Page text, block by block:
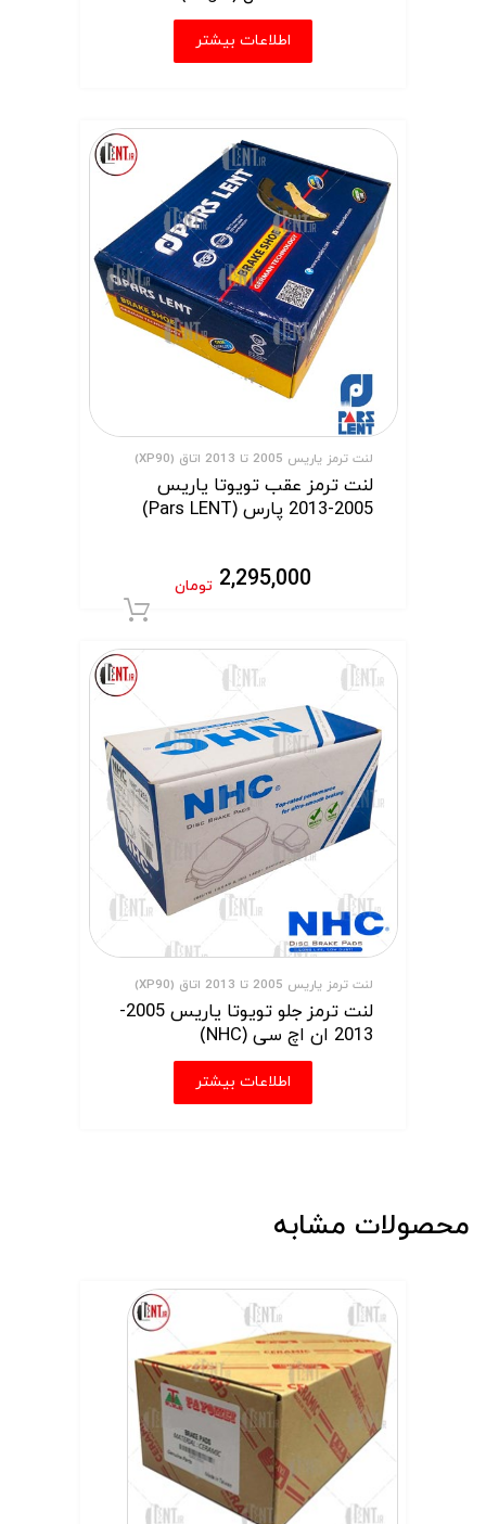
اطلاعات بیشتر
لنت ترمز یاریس 2005 تا 2013 اتاق (XP90)
لنت ترمز عقب تویوتا یاریس
2005-2013 پارس (Pars LENT)
2,295,000 تومان
لنت ترمز یاریس 2005 تا 2013 اتاق (XP90)
لنت ترمز جلو تویوتا یاریس 2005-
2013 ان اچ سی (NHC)
اطلاعات بیشتر
محصولات مشابه